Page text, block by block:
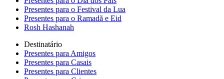
Presentes para o Festival da Lua
Presentes para o Ramadã e Eid
Rosh Hashanah
Destinatário
Presentes para Amigos
Presentes para Casais
Presentes para Clientes